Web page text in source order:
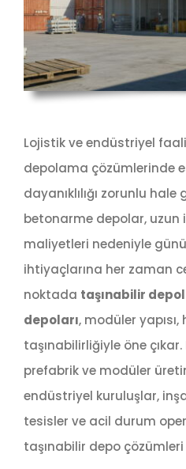
Lojistik ve endüstriyel
depolama çözümlerinde
dayanıklılığı zorunlu
betonarme depolar, uzun
maliyetleri nedeniyle
ihtiyaçlarına her zaman
noktada taşınabilir
depoları, modüler yapısı,
taşınabilirliğiyle öne çıkar.
prefabrik ve modüler
endüstriyel kuruluşlar,
tesisler ve acil durum
taşınabilir depo